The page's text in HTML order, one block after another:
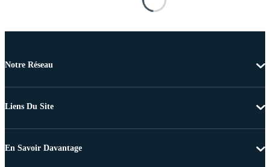
Notre Réseau
Liens Du Site
En Savoir Davantage